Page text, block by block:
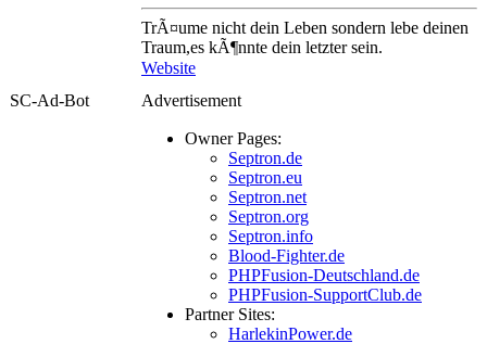
TrÃ¤ume nicht dein Leben sondern lebe deinen
Traum,es kÃ¶nnte dein letzter sein.
Website
SC-Ad-Bot
Advertisement
Owner Pages:
Septron.de
Septron.eu
Septron.net
Septron.org
Septron.info
Blood-Fighter.de
PHPFusion-Deutschland.de
PHPFusion-SupportClub.de
Partner Sites:
HarlekinPower.de